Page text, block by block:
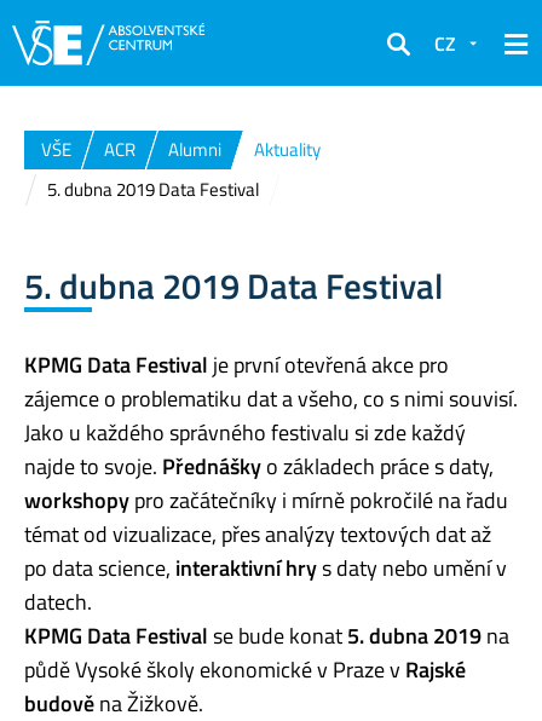
Hledat
CZ
VŠE ACR Alumni
Aktuality
5. dubna 2019 Data Festival
5. dubna 2019 Data Festival
KPMG Data Festival je první otevřená akce pro
zájemce o problematiku dat a všeho, co s nimi souvisí.
Jako u každého správného festivalu si zde každý
najde to svoje. Přednáškyo základech práce s daty,
workshopypro začátečníky i mírně pokročilé na řadu
témat od vizualizace, přes analýzy textových dat až
po data science, interaktivní hrys daty nebo umění v
datech.
KPMG Data Festivalse bude konat5. dubna 2019na
půdě Vysoké školy ekonomické v Praze v Rajské
budověna Žižkově.